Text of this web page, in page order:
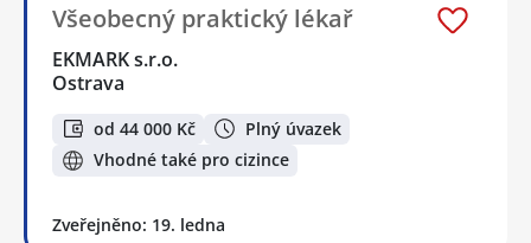
Všeobecný praktický lékař
EKMARK s.r.o.
Ostrava
od 44 000 Kč
Plný úvazek
Vhodné také pro cizince
Zveřejněno: 19. ledna